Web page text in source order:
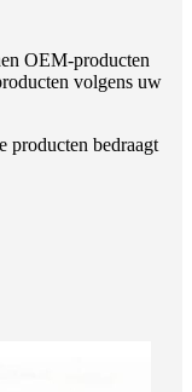
OEM-producten
volgens uw
producten bedraagt